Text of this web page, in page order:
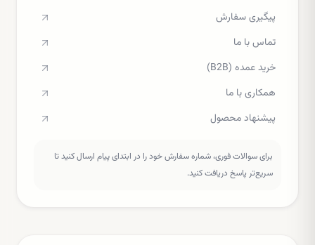
پیگیری سفارش
تماس با ما
خرید عمده (B2B)
همکاری با ما
پیشنهاد محصول
برای سوالات فوری، شماره سفارش خود را در ابتدای پیام ارسال کنید تا
سریع‌تر پاسخ دریافت کنید.